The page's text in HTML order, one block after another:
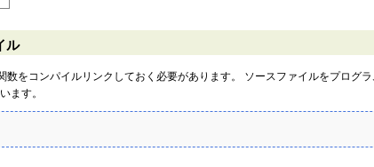
ル
をコンパイルリンクしておく必要があります。 ソースファイルをプログ
ます。